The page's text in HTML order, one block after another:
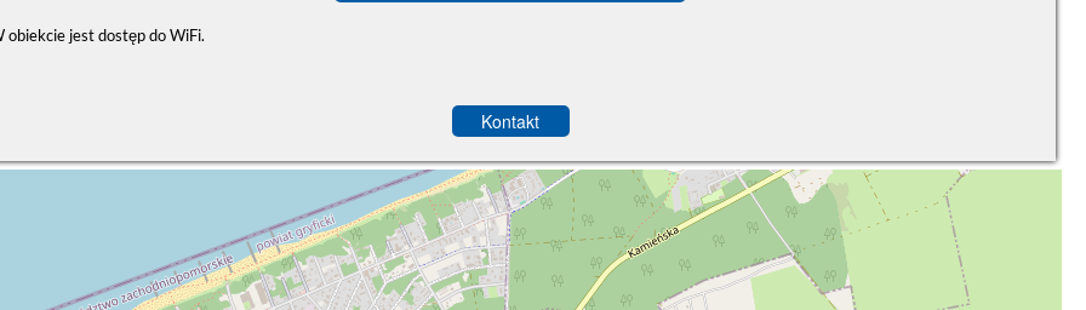
obiekcie jest dostęp do WiFi.
Kontakt